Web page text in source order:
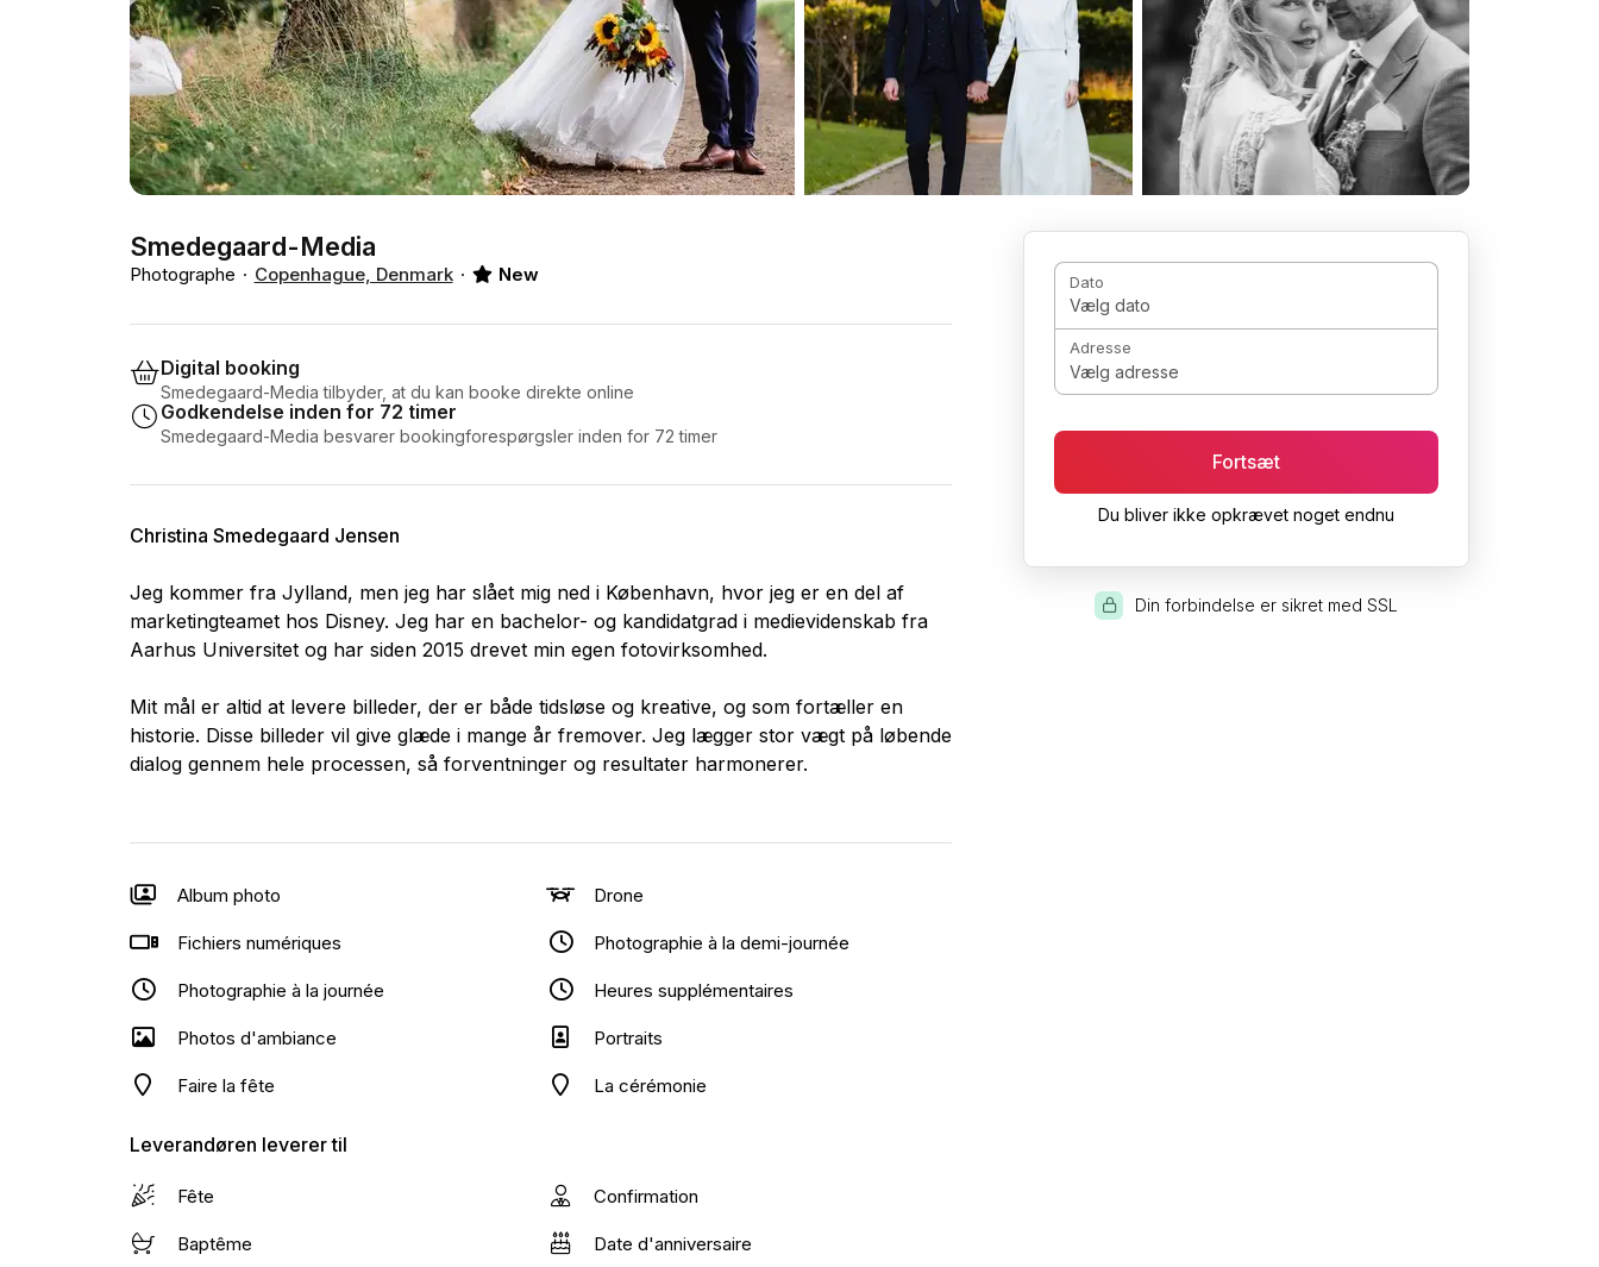
Smedegaard-Media
Photographe Copenhague, Denmark New
Digital booking
Smedegaard-Media tilbyder, at du kan booke direkte online
Godkendelse inden for 72 timer
Smedegaard-Media besvarer bookingforespørgsler inden for 72 timer
Christina Smedegaard Jensen
Jeg kommer fra Jylland, men jeg har slået mig ned i København, hvor jeg er en del af
marketingteamet hos Disney. Jeg har en bachelor- og kandidatgrad i medievidenskab fra
Aarhus Universitet og har siden 2015 drevet min egen fotovirksomhed.
Mit mål er altid at levere billeder, der er både tidsløse og kreative, og som fortæller en
historie. Disse billeder vil give glæde i mange år fremover. Jeg lægger stor vægt på løbende
dialog gennem hele processen, så forventninger og resultater harmonerer.
Album photo Drone
Fichiers numériques Photographie à la demi-journée
Photographie à la journée Heures supplémentaires
Photos d'ambiance Portraits
Faire la fête La cérémonie
Leverandøren leverer til
Fête Confirmation
Baptême Date d'anniversaire
Dato
Vælg dato
Adresse
Vælg adresse
Fortsæt
Du bliver ikke opkrævet noget endnu
Din forbindelse er sikret med SSL